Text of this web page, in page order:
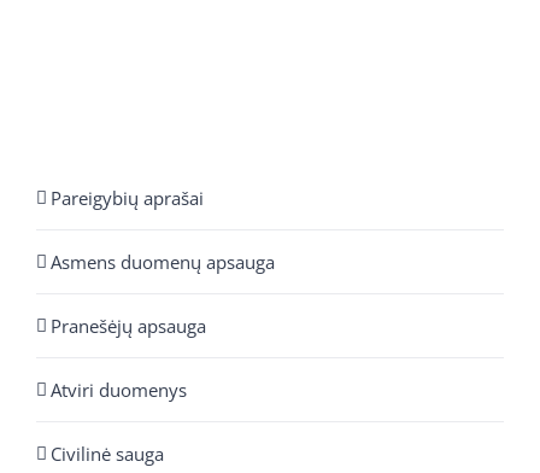
Pareigybių aprašai
Asmens duomenų apsauga
Pranešėjų apsauga
Atviri duomenys
Civilinė sauga